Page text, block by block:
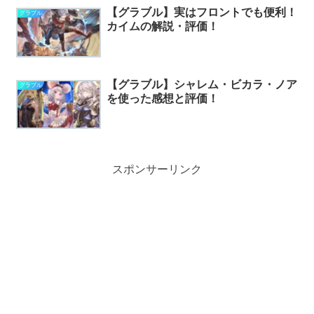
グラブル
【グラブル】実はフロントでも便利！
カイムの解説・評価！
グラブル
【グラブル】シャレム・ビカラ・ノア
を使った感想と評価！
スポンサーリンク